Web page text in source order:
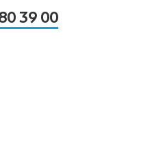
39 00